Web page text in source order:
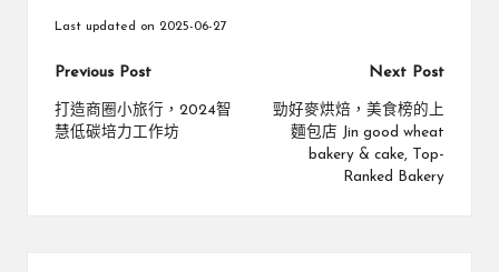
Last updated on 2025-06-27
Post
navigation
Previous Post
打造商圈小旅行，2024智
慧低碳培力工作坊
Next Post
勁好麥烘焙，美食榜的上
麵包店 Jin good wheat
bakery & cake, Top-
Ranked Bakery